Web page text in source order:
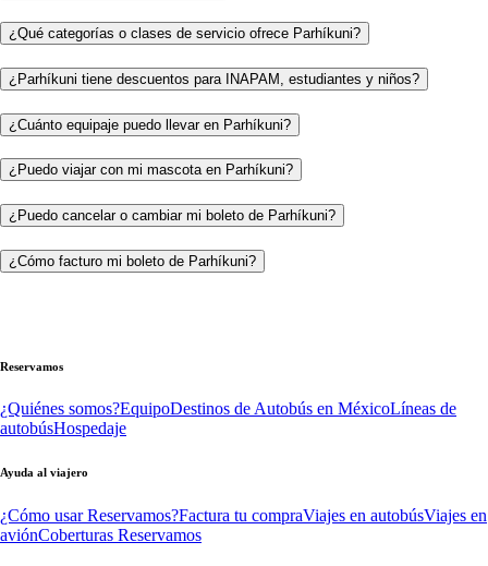
¿Qué categorías o clases de servicio ofrece Parhíkuni?
¿Parhíkuni tiene descuentos para INAPAM, estudiantes y niños?
¿Cuánto equipaje puedo llevar en Parhíkuni?
¿Puedo viajar con mi mascota en Parhíkuni?
¿Puedo cancelar o cambiar mi boleto de Parhíkuni?
¿Cómo facturo mi boleto de Parhíkuni?
Reservamos
¿Quiénes somos?EquipoDestinos de Autobús en MéxicoLíneas de
autobúsHospedaje
Ayuda al viajero
¿Cómo usar Reservamos?Factura tu compraViajes en autobúsViajes en
aviónCoberturas Reservamos